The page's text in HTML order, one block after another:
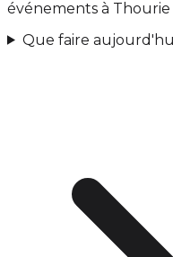
événements à Thourie
Que faire